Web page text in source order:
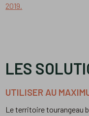
2019.
LES
UTILISER AU
Le territoire tourangeau